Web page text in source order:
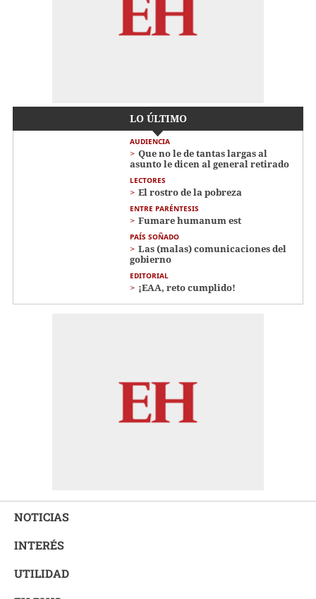
LO ÚLTIMO
AUDIENCIA
Que no le de tantas largas al
asunto le dicen al general retirado
LECTORES
El rostro de la pobreza
ENTRE PARÉNTESIS
Fumare humanum est
PAÍS SOÑADO
Las (malas) comunicaciones del
gobierno
EDITORIAL
¡EAA, reto cumplido!
NOTICIAS
INTERÉS
UTILIDAD